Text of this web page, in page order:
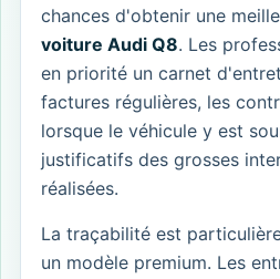
chances d'obtenir une
voiture Audi Q8. Les
en priorité un carnet
factures régulières, les
lorsque le véhicule y est
justificatifs des grosses
réalisées.
La traçabilité est
un modèle premium. Les